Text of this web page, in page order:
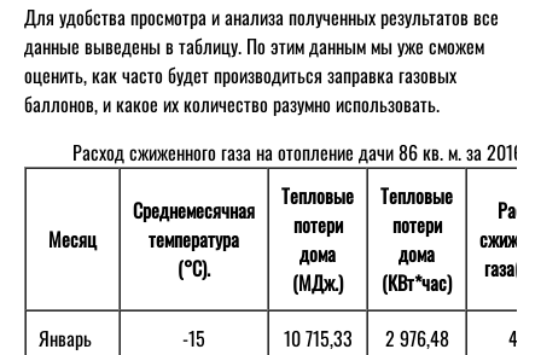
Для удобства просмотра и анализа полученных результатов все
данные выведены в таблицу. По этим данным мы уже сможем
оценить, как часто будет производиться заправка газовых
баллонов, и какое их количество разумно использовать.
Расход сжиженного газа на отопление дачи 86 кв. м. за 2016г.
Месяц
Среднемесячная
температура
(°С).
Тепловые
потери
дома
(МДж.)
Тепловые
потери
дома
(КВт*час)
Январь -15 10 715,33 2 976,48
424